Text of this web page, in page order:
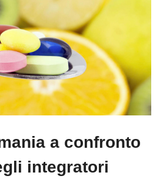
a confronto
integratori